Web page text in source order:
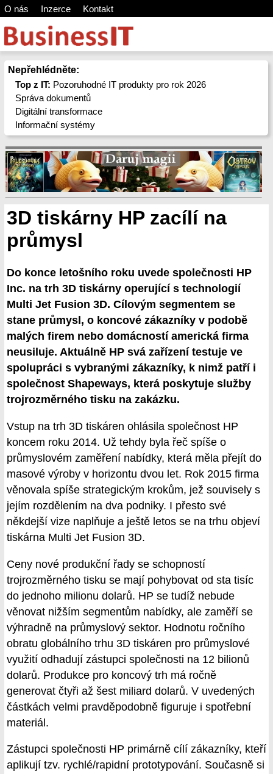
O nás Inzerce Kontakt
Nepřehlédněte:
Top z IT: Pozoruhodné IT produkty pro rok 2026
Správa dokumentů
Digitální transformace
Informační systémy
3D tiskárny HP zacílí na
průmysl
Do konce letošního roku uvede společnosti HP
Inc. na trh 3D tiskárny operující s technologií
Multi Jet Fusion 3D. Cílovým segmentem se
stane průmysl, o koncové zákazníky v podobě
malých firem nebo domácností americká firma
neusiluje. Aktuálně HP svá zařízení testuje ve
spolupráci s vybranými zákazníky, k nimž patří i
společnost Shapeways, která poskytuje služby
trojrozměrného tisku na zakázku.
Vstup na trh 3D tiskáren ohlásila společnost HP
koncem roku 2014. Už tehdy byla řeč spíše o
průmyslovém zaměření nabídky, která měla přejít do
masové výroby v horizontu dvou let. Rok 2015 firma
věnovala spíše strategickým krokům, jež souvisely s
jejím rozdělením na dva podniky. I přesto své
někdejší vize naplňuje a ještě letos se na trhu objeví
tiskárna Multi Jet Fusion 3D.
Ceny nové produkční řady se schopností
trojrozměrného tisku se mají pohybovat od sta tisíc
do jednoho milionu dolarů. HP se tudíž nebude
věnovat nižším segmentům nabídky, ale zaměří se
výhradně na průmyslový sektor. Hodnotu ročního
obratu globálního trhu 3D tiskáren pro průmyslové
využití odhadují zástupci společnosti na 12 bilionů
dolarů. Produkce pro koncový trh má ročně
generovat čtyři až šest miliard dolarů. V uvedených
částkách velmi pravděpodobně figuruje i spotřební
materiál.
Zástupci společnosti HP primárně cílí zákazníky, kteří
aplikují tzv. rychlé/rapidní prototypování. Současně si